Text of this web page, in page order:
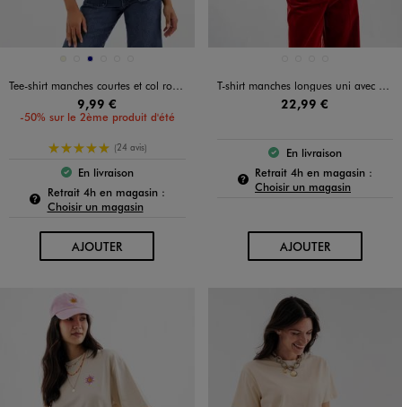
Disponible en 6 coloris
KAKI STANDARD
MARINE
Tee-shirt manches courtes et col rond en coton résistant femme
9,99 €
-50% sur le 2ème produit d'été
5/5 de moyenne
(24 avis)
Le produit est disponible :
En livraison
Retrait 4h en magasin :Pour connaître la disponibilité de ce produit :
Choisir un magasin
AJOUTERAU PANIER
T-shirt manches longues uni avec plastron brodé femme
22,99 €
Le produit est
En livraison
Retrait 4h en magasin :
Choisir un magasin
AJOUTERAU PANIER